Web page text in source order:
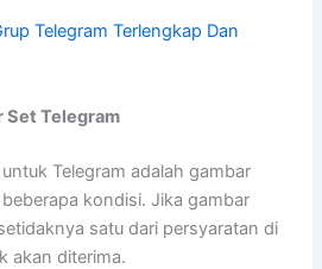
Telegram Terlengkap Dan
Set Telegram
Telegram adalah gambar
kondisi. Jika gambar
satu dari persyaratan di
akan diterima.